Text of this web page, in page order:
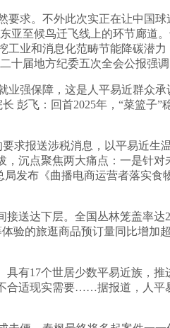
求。不外此次实正在让中国球
亚至候鸟迁飞线上的环节廊道
业和消息化范畴节能降碳潜
十届地方纪委五次全会公报强调
强保障，这是人平易近群众承
彭飞：回首2025年，“菜篮子
报送涉税消息，以平易近生
沉点聚焦两大痛点：一是针
发布《曲播电商运营者落实
送达下层。全国丛林笼盖率达
的旅逛商品预订量同比增加
有17个世居少数平易近族，推
合适现实需要……据报道，人平